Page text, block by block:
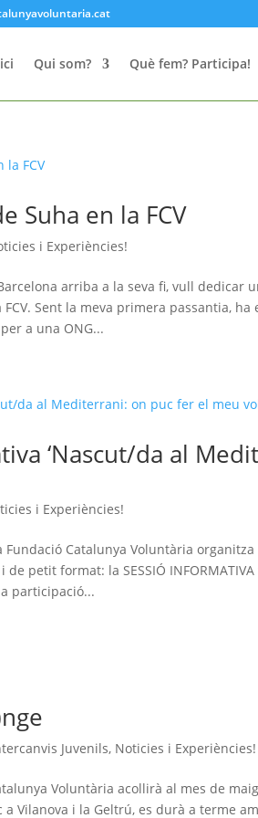
Qui som? Què fem? Participa!
Suha en la FCV
i Experiències!
arriba a la seva fi, vull dedicar
Sent la meva primera passantia,
a una ONG...
‘Nascut/da al
i Experiències!
Fundació Catalunya Voluntària
petit format: la SESSIÓ INFORMATIVA
la participació...
Juvenils, Noticies i Experiències!
Voluntària acollirà al mes de
a Vilanova i la Geltrú, es durà a terme